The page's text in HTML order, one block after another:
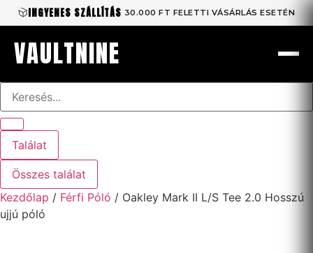
Ugrás
a
tartalomhoz
INGYENES SZÁLLÍTÁS 30.000 FT FELETTI VÁSÁRLÁS ESETÉN
VAULTNINE
Search
Találat
Összes találat
Kezdőlap / Férfi Póló / Oakley Mark II L/S Tee 2.0 Hosszú
ujjú póló